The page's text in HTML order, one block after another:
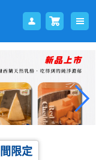
會員 購物
限定